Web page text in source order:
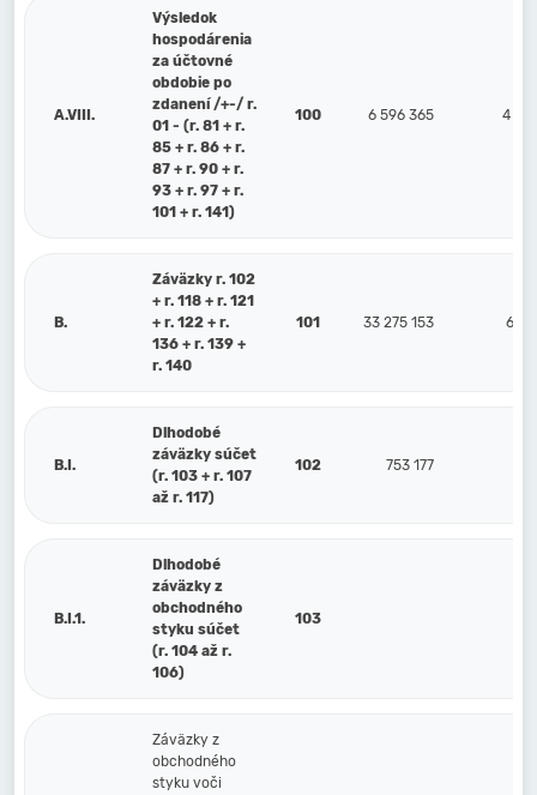
A.VIII.
Výsledok
hospodárenia
za účtovné
obdobie po
zdanení /+-/ r.
01 - (r. 81 + r.
85 + r. 86 + r.
87 + r. 90 + r.
93 + r. 97 + r.
101 + r. 141)
100 6 596 365 4
B.
Záväzky r. 102
+ r. 118 + r. 121
+ r. 122 + r.
136 + r. 139 +
r. 140
101 33 275 153 6
B.I.
Dlhodobé
záväzky súčet
(r. 103 + r. 107
až r. 117)
102 753 177
B.I.1.
Dlhodobé
záväzky z
obchodného
styku súčet
(r. 104 až r.
106)
103
Záväzky z
obchodného
styku voči